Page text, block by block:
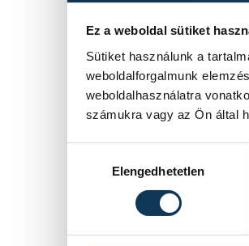
Ez a weboldal sütiket
Sütiket használunk a
weboldalforgalmunk
weboldalhasználatra
számukra vagy az Ön által
Elengedhetetlen